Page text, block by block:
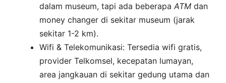
dalam museum, tapi ada beberapa ATM dan
money changer di sekitar museum (jarak
sekitar 1-2 km).
Wifi & Telekomunikasi: Tersedia wifi gratis,
provider Telkomsel, kecepatan lumayan,
area jangkauan di sekitar gedung utama dan